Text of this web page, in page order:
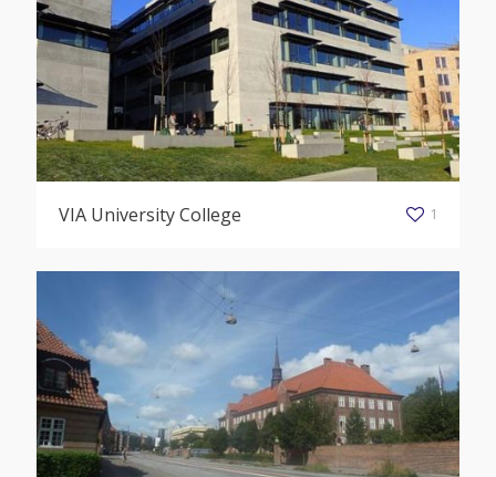
VIA University College 1